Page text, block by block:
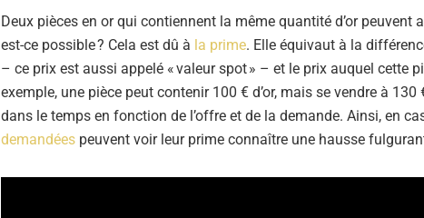
Deux pièces en or qui contiennent la même quantité d’or
est-ce possible ? Cela est dû à la prime. Elle équivaut à la
– ce prix est aussi appelé « valeur spot » – et le prix auquel cette
exemple, une pièce peut contenir 100 € d’or, mais se vendre à
dans le temps en fonction de l’offre et de la demande. Ainsi, en
demandées peuvent voir leur prime connaître une hausse